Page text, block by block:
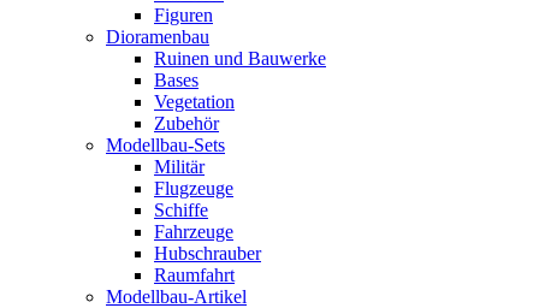
Figuren
Dioramenbau
Ruinen und Bauwerke
Bases
Vegetation
Zubehör
Modellbau-Sets
Militär
Flugzeuge
Schiffe
Fahrzeuge
Hubschrauber
Raumfahrt
Modellbau-Artikel